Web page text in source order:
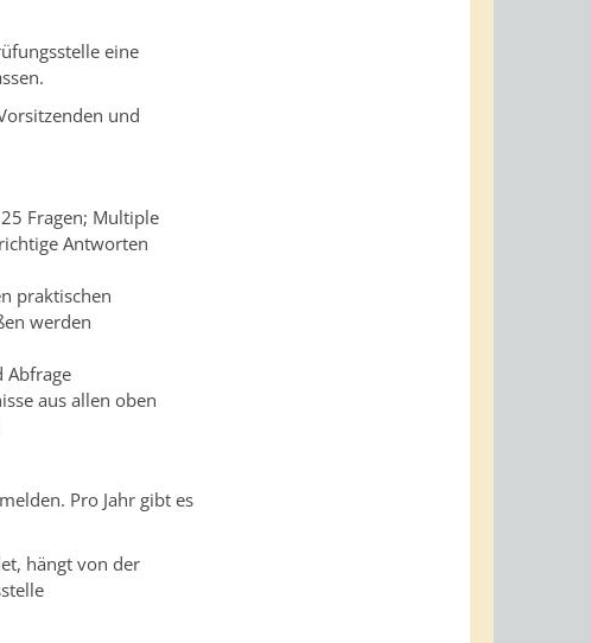
eine
und
Fragen; Multiple
Antworten
praktischen
werden
Abfrage
aus allen oben
Pro Jahr gibt es
hängt von der